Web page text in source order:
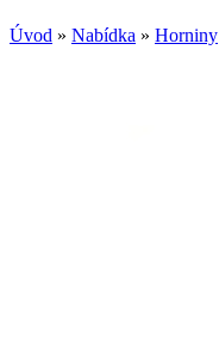
Úvod » Nabídka » Horniny